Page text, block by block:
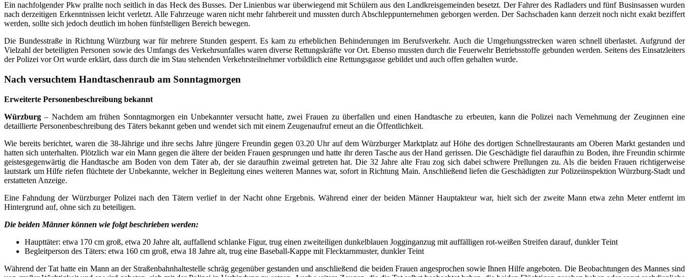
Ein nachfolgender Pkw prallte noch seitlich in das Heck des Busses. Der Linienbus war überwiegend mit Schülern aus den Landkreisgemeinden besetzt. Der Fahrer des Radladers und fünf Businsassen wurden
nach derzeitigen Erkenntnissen leicht verletzt. Alle Fahrzeuge waren nicht mehr fahrbereit und mussten durch Abschleppunternehmen geborgen werden. Der Sachschaden kann derzeit noch nicht exakt beziffert
werden, sollte sich jedoch deutlich im hohen fünfstelligen Bereich bewegen.
Die Bundesstraße in Richtung Würzburg war für mehrere Stunden gesperrt. Es kam zu erheblichen Behinderungen im Berufsverkehr. Auch die Umgehungsstrecken waren schnell überlastet. Aufgrund der
Vielzahl der beteiligten Personen sowie des Umfangs des Verkehrsunfalles waren diverse Rettungskräfte vor Ort. Ebenso mussten durch die Feuerwehr Betriebsstoffe gebunden werden. Seitens des Einsatzleiters
der Polizei vor Ort wurde erklärt, dass durch die im Stau stehenden Verkehrsteilnehmer vorbildlich eine Rettungsgasse gebildet und auch offen gehalten wurde.
Nach versuchtem Handtaschenraub am Sonntagmorgen
Erweiterte Personenbeschreibung bekannt
Würzburg – Nachdem am frühen Sonntagmorgen ein Unbekannter versucht hatte, zwei Frauen zu überfallen und einen Handtasche zu erbeuten, kann die Polizei nach Vernehmung der Zeuginnen eine
detaillierte Personenbeschreibung des Täters bekannt geben und wendet sich mit einem Zeugenaufruf erneut an die Öffentlichkeit.
Wie bereits berichtet, waren die 38-Jährige und ihre sechs Jahre jüngere Freundin gegen 03.20 Uhr auf dem Würzburger Marktplatz auf Höhe des dortigen Schnellrestaurants am Oberen Markt gestanden und
hatten sich unterhalten. Plötzlich war ein Mann gegen die ältere der beiden Frauen gesprungen und hatte ihr deren Tasche aus der Hand gerissen. Die Geschädigte fiel daraufhin zu Boden, ihre Freundin schirmte
geistesgegenwärtig die Handtasche am Boden von dem Täter ab, der sie daraufhin zweimal getreten hat. Die 32 Jahre alte Frau zog sich dabei schwere Prellungen zu. Als die beiden Frauen richtigerweise
lautstark um Hilfe riefen flüchtete der Unbekannte, welcher in Begleitung eines weiteren Mannes war, sofort in Richtung Main. Anschließend liefen die Geschädigten zur Polizeiinspektion Würzburg-Stadt und
erstatteten Anzeige.
Eine Fahndung der Würzburger Polizei nach den Tätern verlief in der Nacht ohne Ergebnis. Während einer der beiden Männer Hauptakteur war, hielt sich der zweite Mann etwa zehn Meter entfernt im
Hintergrund auf, ohne sich zu beteiligen.
Die beiden Männer können wie folgt beschrieben werden:
Haupttäter: etwa 170 cm groß, etwa 20 Jahre alt, auffallend schlanke Figur, trug einen zweiteiligen dunkelblauen Jogginganzug mit auffälligen rot-weißen Streifen darauf, dunkler Teint
Begleitperson des Täters: etwa 160 cm groß, etwa 18 Jahre alt, trug eine Baseball-Kappe mit Flecktarnmuster, dunkler Teint
Während der Tat hatte ein Mann an der Straßenbahnhaltestelle schräg gegenüber gestanden und anschließend die beiden Frauen angesprochen sowie Ihnen Hilfe angeboten. Die Beobachtungen des Mannes sind